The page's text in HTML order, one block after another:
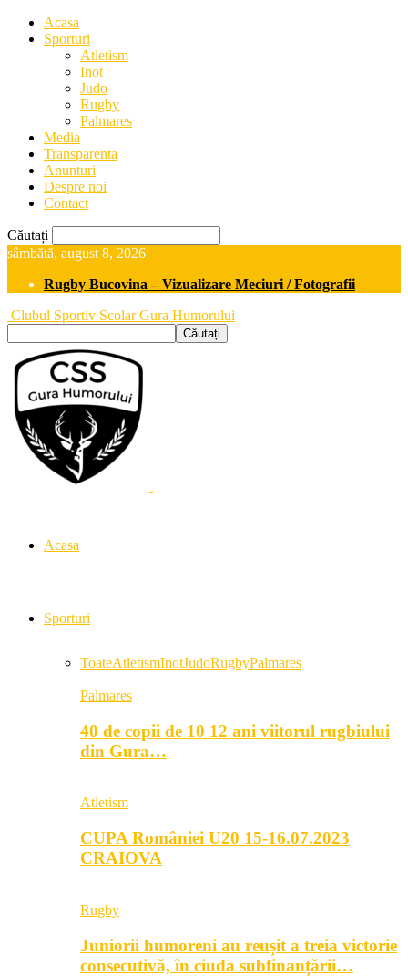
Acasa
Sporturi
Atletism
Inot
Judo
Rugby
Palmares
Media
Transparenta
Anunturi
Despre noi
Contact
Căutați
sâmbătă, august 8, 2026
Rugby Bucovina – Vizualizare Meciuri / Fotografii
Clubul Sportiv Scolar Gura Humorului
Acasa
Sporturi
ToateAtletismInotJudoRugbyPalmares
Palmares
40 de copii de 10 12 ani viitorul rugbiului
din Gura…
Atletism
CUPA României U20 15-16.07.2023
CRAIOVA
Rugby
Juniorii humoreni au reușit a treia victorie
consecutivă, în ciuda subfinanțării…